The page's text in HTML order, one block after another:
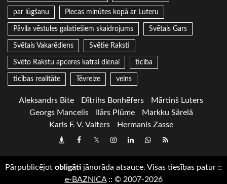
par lūgšanu Piecas minūtes kopā ar Luteru
Pāvila vēstules galatiešiem skaidrojums Svētais Gars
Svētais Vakarēdiens Svētie Raksti
Svēto Rakstu apceres katrai dienai ticība
ticības realitāte Tēvreize velns
Aleksandrs Bite Dītrihs Bonhēfers
Mārtiņš Luters
Georgs Mancelis
Ilārs Plūme
Markku Särelä
Karls F. V. Valters
Hermanis Zasse
DraugiemFacebook
TwitterInstagram
LinkedInwhatsapp
RSS
Pārpublicējot obligāti jānorāda atsauce. Visas tiesības patur ::
e-BAZNICA:: © 2007-2026